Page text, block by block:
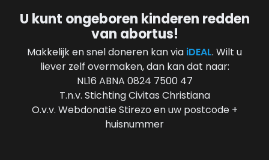
U kunt ongeboren kinderen redden
van abortus!
Makkelijk en snel doneren kan via iDEAL. Wilt u
liever zelf overmaken, dan kan dat naar:
NL16 ABNA 0824 7500 47
T.n.v. Stichting Civitas Christiana
O.v.v. Webdonatie Stirezo en uw postcode +
huisnummer